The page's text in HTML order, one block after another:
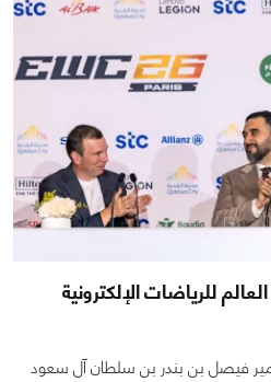
للرياضات الإلكترونية
فيصل بن بندر بن سلطان آل سعود